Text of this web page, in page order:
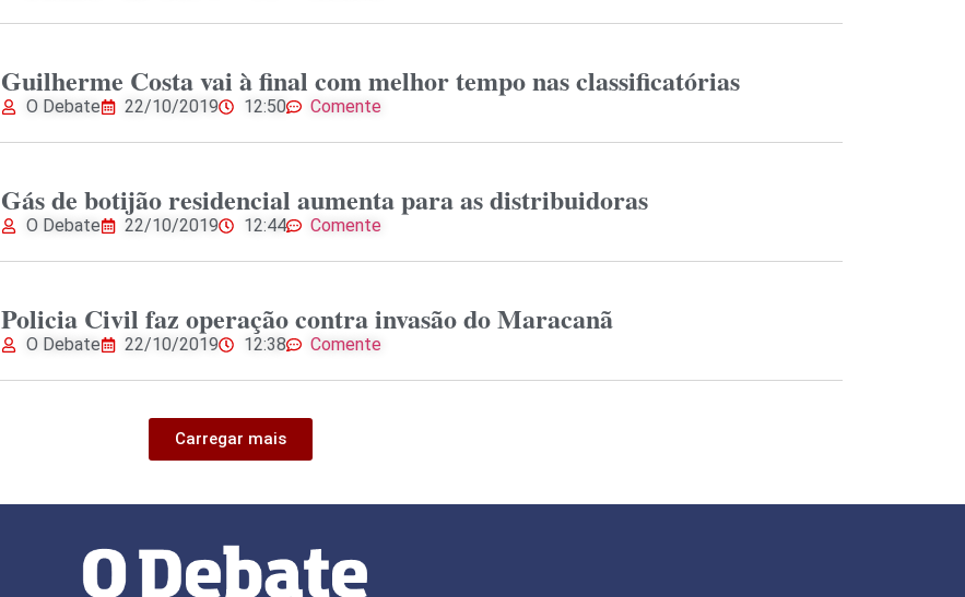
Guilherme Costa vai à final com melhor tempo nas classificatórias
O Debate 22/10/2019 12:50 Comente
Gás de botijão residencial aumenta para as distribuidoras
O Debate 22/10/2019 12:44 Comente
Policia Civil faz operação contra invasão do Maracanã
O Debate 22/10/2019 12:38 Comente
Carregar mais